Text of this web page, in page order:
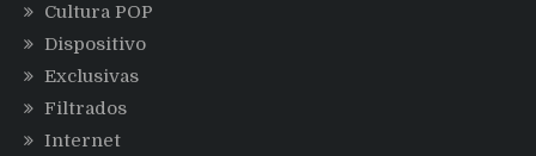
Cultura POP
Dispositivo
Exclusivas
Filtrados
Internet